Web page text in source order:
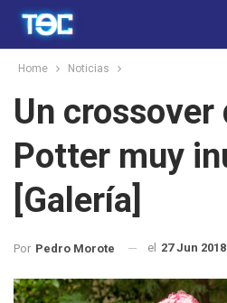
Home Noticias
Un crossover
Potter muy
[Galería]
Por Pedro Morote el 27 Jun 2018